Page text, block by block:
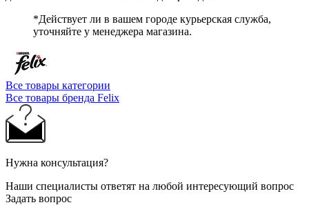
*Действует ли в вашем городе курьерская служба,
уточняйте у менеджера магазина.
Все товары категории
Все товары бренда Felix
Нужна консультация?
Наши специалисты ответят на любой интересующий вопрос
Задать вопрос